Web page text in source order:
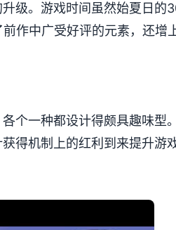
级。游戏时间虽然始夏日的
作中广受好评的元素，还增
个一种都设计得颇具趣味型
得机制上的红利到来提升游戏